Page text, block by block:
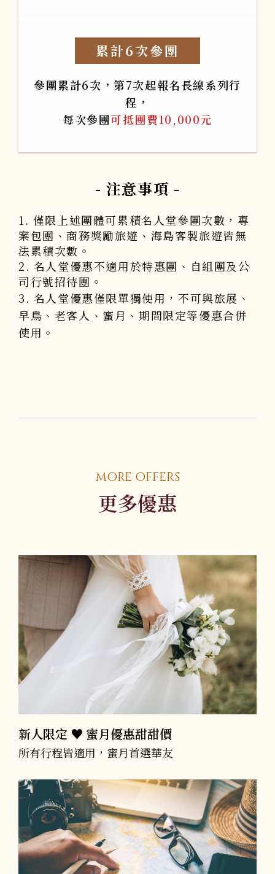
累計6次參團
參團累計6次，第7次起報名長線系列行
程，
每次參團可抵團費10,000元
- 注意事項 -
1. 僅限上述團體可累積名人堂參團次數，專
案包團、商務獎勵旅遊、海島客製旅遊皆無
法累積次數。
2. 名人堂優惠不適用於特惠團、自組團及公
司行號招待團。
3. 名人堂優惠僅限單獨使用，不可與旅展、
早鳥、老客人、蜜月、期間限定等優惠合併
使用。
MORE OFFERS
更多優惠
新人限定 ♥︎ 蜜月優惠甜甜價
所有行程皆適用，蜜月首選華友